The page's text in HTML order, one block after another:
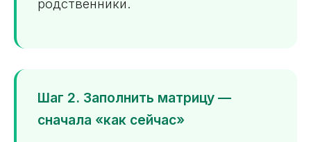
родственники.
Шаг 2. Заполнить матрицу —
сначала «как сейчас»